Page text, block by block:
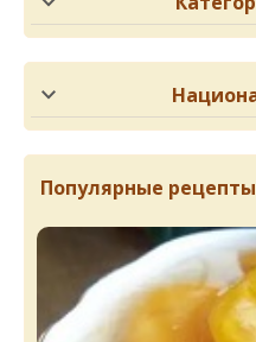
Популярные рецепты